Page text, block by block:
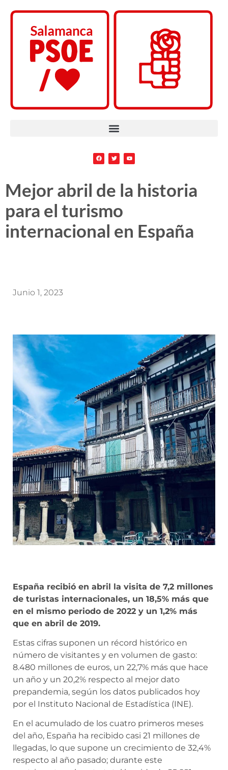
Mejor abril de la historia
para el turismo
internacional en España
Junio 1, 2023
España recibió en abril la visita de 7,2 millones
de turistas internacionales, un 18,5% más que
en el mismo periodo de 2022 y un 1,2% más
que en abril de 2019.
Estas cifras suponen un récord histórico en
número de visitantes y en volumen de gasto:
8.480 millones de euros, un 22,7% más que hace
un año y un 20,2% respecto al mejor dato
prepandemia, según los datos publicados hoy
por el Instituto Nacional de Estadística (INE).
En el acumulado de los cuatro primeros meses
del año, España ha recibido casi 21 millones de
llegadas, lo que supone un crecimiento de 32,4%
respecto al año pasado; durante este